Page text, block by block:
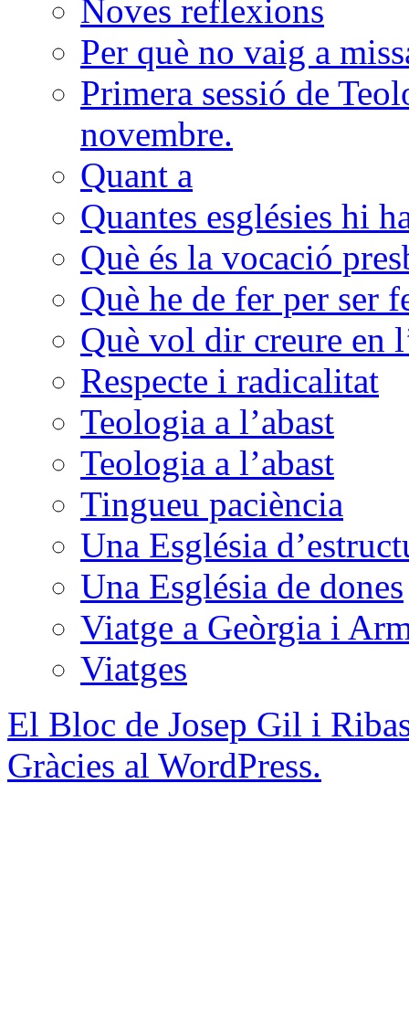
Noves reflexions
Per què no vaig a
Primera sessió de
novembre.
Quant a
Quantes esglésies hi
Què és la vocació
Què he de fer per ser
Què vol dir creure en
Respecte i radicalitat
Teologia a l’abast
Teologia a l’abast
Tingueu paciència
Una Església
Una Església de dones
Viatge a Geòrgia i
Viatges
El Bloc de Josep Gil i
Gràcies al WordPress.